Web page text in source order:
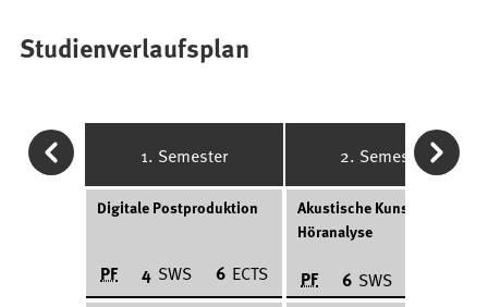
Studienverlaufsplan
1. Semester 2. Semester
Digitale Postproduktion
PF 4 SWS 6 ECTS
Akustische Kunst /
Höranalyse
PF 6 SWS